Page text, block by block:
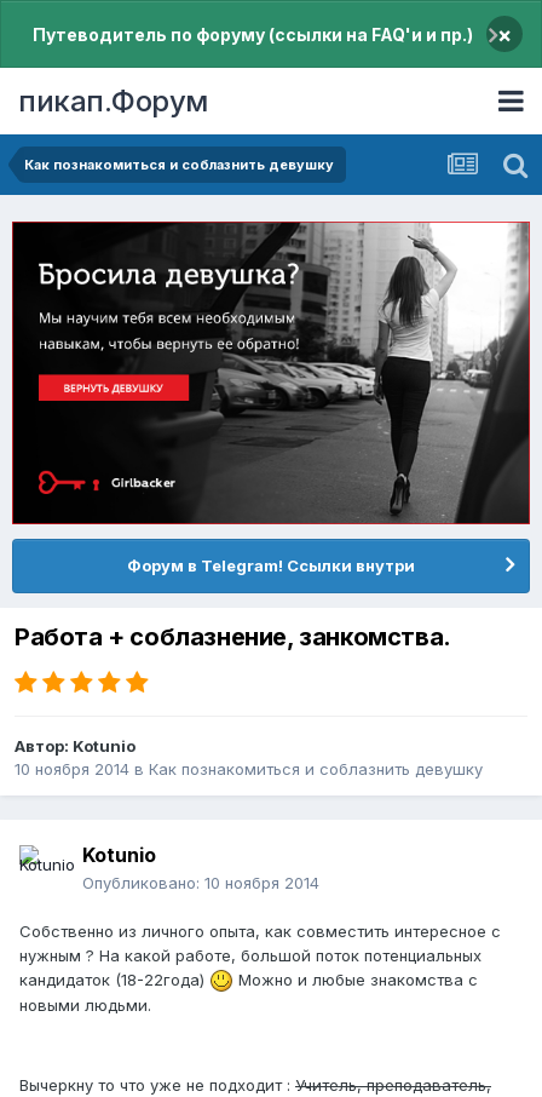
Путеводитель по форуму (ссылки на FAQ'и и пр.) ×
пикап.Форум
Как познакомиться и соблазнить девушку
Форум в Telegram! Ссылки внутри
Работа + соблазнение, занкомства.
Автор: Kotunio
10 ноября 2014 в Как познакомиться и соблазнить девушку
Kotunio
Опубликовано: 10 ноября 2014
Собственно из личного опыта, как совместить интересное с
нужным ? На какой работе, большой поток потенциальных
кандидаток (18-22года)
Можно и любые знакомства с
новыми людьми.
Вычеркну то что уже не подходит : Учитель, преподаватель,